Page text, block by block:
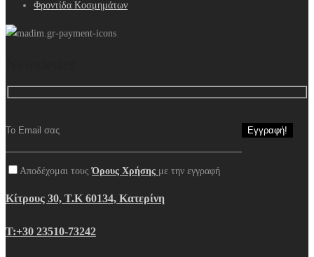
Φροντίδα Κοσμημάτων
Αποδέχομαι τουςΌρους Χρήσης με την εγγραφή
Κίτρους 30, Τ.Κ 60134, Κατερίνη
Τ:+30 23510-73242